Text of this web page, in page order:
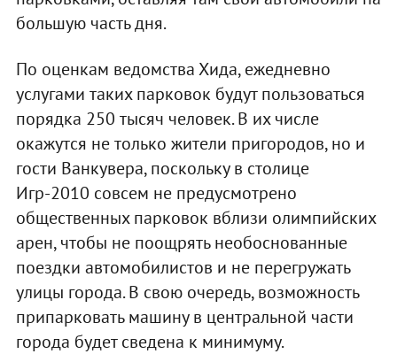
большую часть дня.
По оценкам ведомства Хида, ежедневно
услугами таких парковок будут пользоваться
порядка 250 тысяч человек. В их числе
окажутся не только жители пригородов, но и
гости Ванкувера, поскольку в столице
Игр-2010 совсем не предусмотрено
общественных парковок вблизи олимпийских
арен, чтобы не поощрять необоснованные
поездки автомобилистов и не перегружать
улицы города. В свою очередь, возможность
припарковать машину в центральной части
города будет сведена к минимуму.